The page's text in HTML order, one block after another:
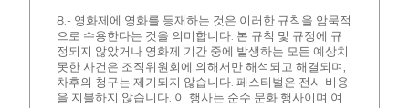
8.- 영화제에 영화를 등재하는 것은 이러한 규칙을 암묵적
으로 수용한다는 것을 의미합니다. 본 규칙 및 규정에 규
정되지 않았거나 영화제 기간 중에 발생하는 모든 예상치
못한 사건은 조직위원회에 의해서만 해석되고 해결되며,
차후의 청구는 제기되지 않습니다. 페스티벌은 전시 비용
을 지불하지 않습니다. 이 행사는 순수 문화 행사이며 여